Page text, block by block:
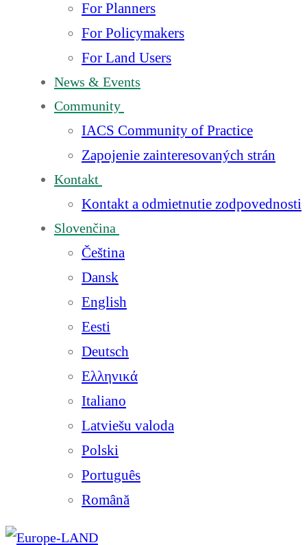
For Planners
For Policymakers
For Land Users
News & Events
Community
IACS Community of Practice
Zapojenie zainteresovaných strán
Kontakt
Kontakt a odmietnutie zodpovednosti
Slovenčina
Čeština
Dansk
English
Eesti
Deutsch
Ελληνικά
Italiano
Latviešu valoda
Polski
Português
Română